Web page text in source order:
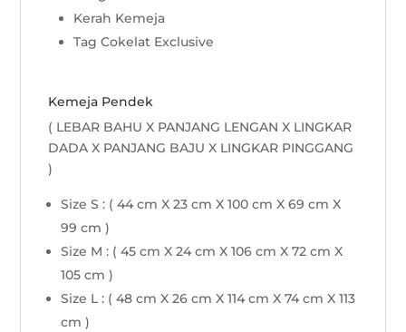
Kerah Kemeja
Tag Cokelat Exclusive
Kemeja Pendek
( LEBAR BAHU X PANJANG LENGAN X LINGKAR
DADA X PANJANG BAJU X LINGKAR PINGGANG
)
Size S : ( 44 cm X 23 cm X 100 cm X 69 cm X
99 cm )
Size M : ( 45 cm X 24 cm X 106 cm X 72 cm X
105 cm )
Size L : ( 48 cm X 26 cm X 114 cm X 74 cm X 113
cm )